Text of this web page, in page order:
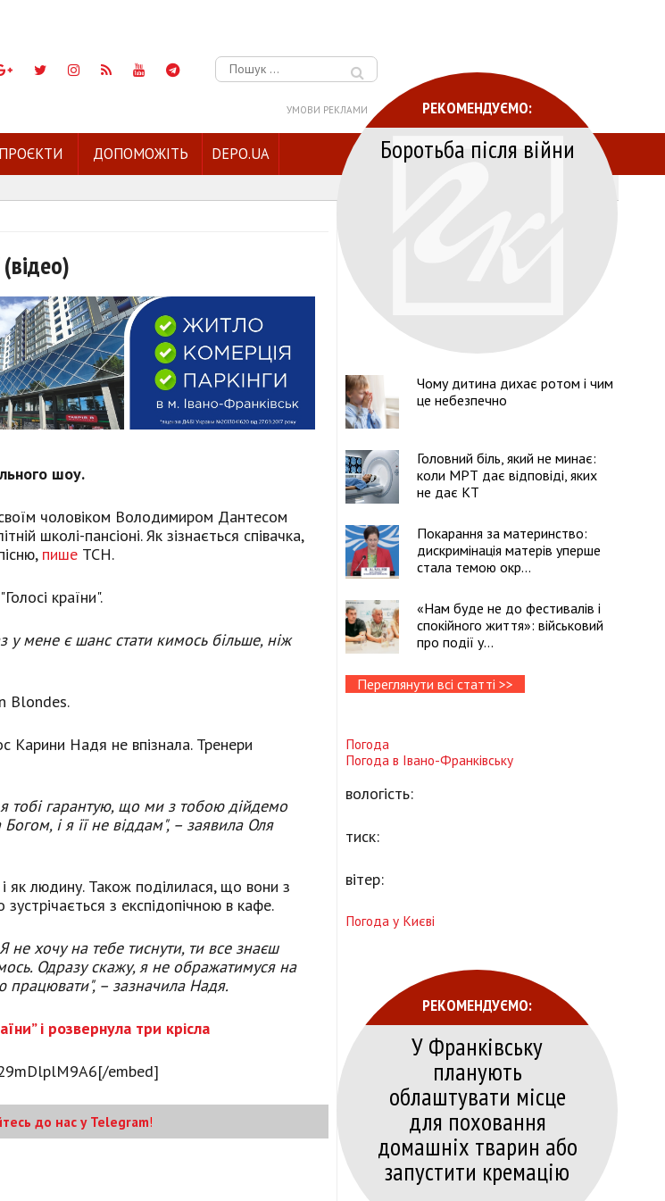
Пошук:
УМОВИ РЕКЛАМИ
ДОПОМОЖІТЬ DEPO.UA
шоу.
чоловіком Володимиром Дантесом
школі-пансіоні. Як зізнається співачка,
пише ТСН.
країни".
у мене є шанс стати кимось більше, ніж
Blondes.
Карини Надя не впізнала. Тренери
тобі гарантую, що ми з тобою дійдемо
і я її не віддам", – заявила Оля
як людину. Також поділилася, що вони з
з експідопічною в кафе.
не хочу на тебе тиснути, ти все знаєш
Одразу скажу, я не ображатимуся на
працювати", – зазначила Надя.
і розвернула три крісла
embed]
до нас у Telegram!
РЕКОМЕНДУЄМО:
Боротьба після війни
Чому дитина дихає ротом і чим
це небезпечно
Головний біль, який не минає:
коли МРТ дає відповіді, яких
не дає КТ
Покарання за материнство:
дискримінація матерів уперше
стала темою окр...
«Нам буде не до фестивалів і
спокійного життя»: військовий
про події у...
Переглянути всі статті >>
Погода
Погода в Івано-Франківську
вологість:
тиск:
вітер:
Погода у Києві
РЕКОМЕНДУЄМО:
У Франківську
планують
облаштувати місце
для поховання
домашніх тварин або
запустити кремацію